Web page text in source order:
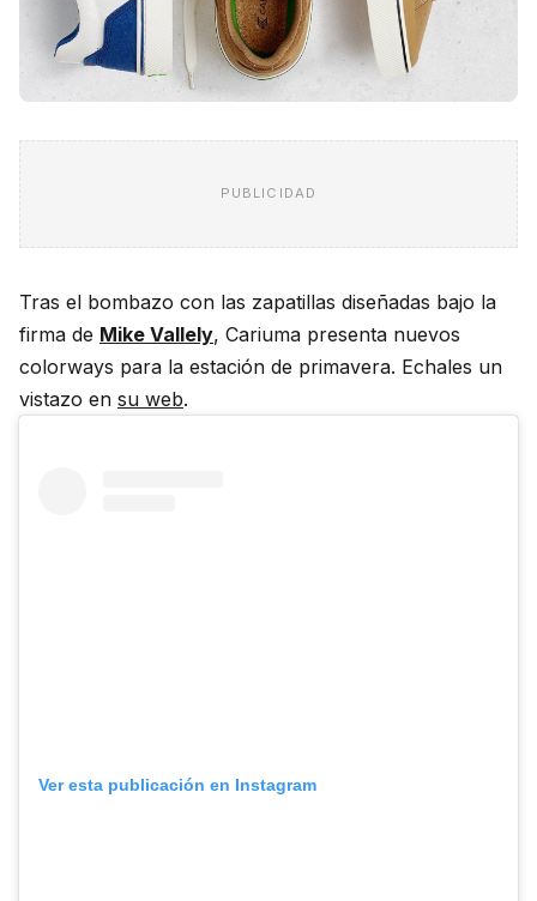
PUBLICIDAD
Tras el bombazo con las zapatillas diseñadas bajo la
firma de Mike Vallely, Cariuma presenta nuevos
colorways para la estación de primavera. Echales un
vistazo en su web.
Ver esta publicación en Instagram